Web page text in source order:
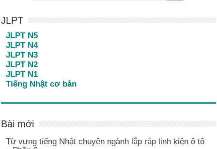
JLPT
JLPT N5
JLPT N4
JLPT N3
JLPT N2
JLPT N1
Tiếng Nhật cơ bản
Bài mới
Từ vựng tiếng Nhật chuyên ngành lắp ráp linh kiện ô tô